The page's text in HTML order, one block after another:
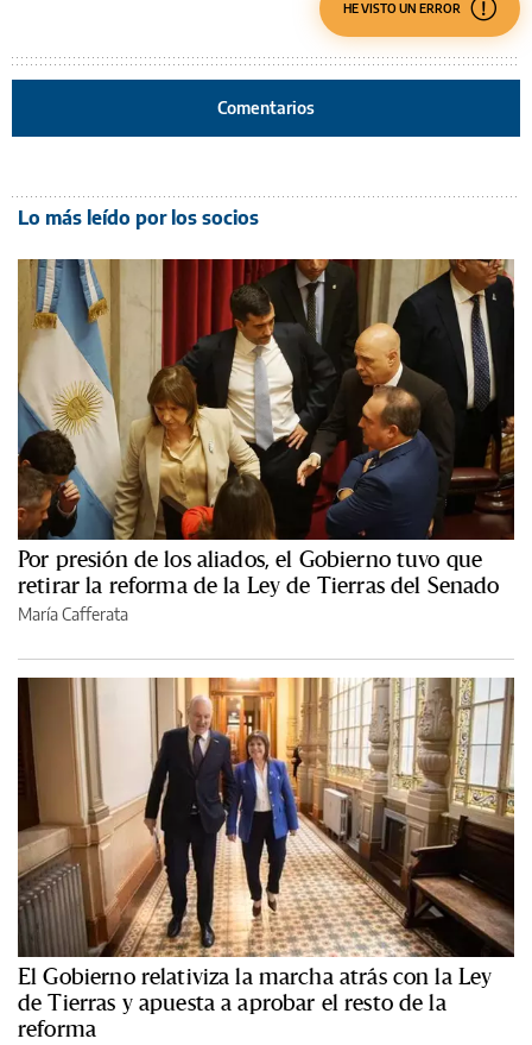
HE VISTO UN ERROR
Comentarios
Lo más leído por los socios
Por presión de los aliados, el Gobierno tuvo que
retirar la reforma de la Ley de Tierras del Senado
María Cafferata
El Gobierno relativiza la marcha atrás con la Ley
de Tierras y apuesta a aprobar el resto de la
reforma